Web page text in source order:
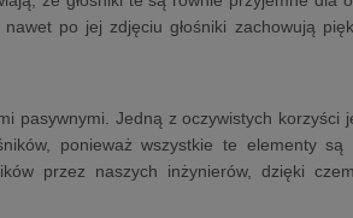
po jej zdjęciu głośniki zachowują
pasywnymi. Jedną z oczywistych korzyści
ponieważ wszystkie te elementy są
przez naszych inżynierów, dzięki